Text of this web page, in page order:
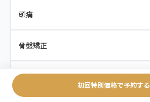
頭痛
骨盤矯正
研究・エビデンス（PLOS ONE論文）
初回特別価格で予約する